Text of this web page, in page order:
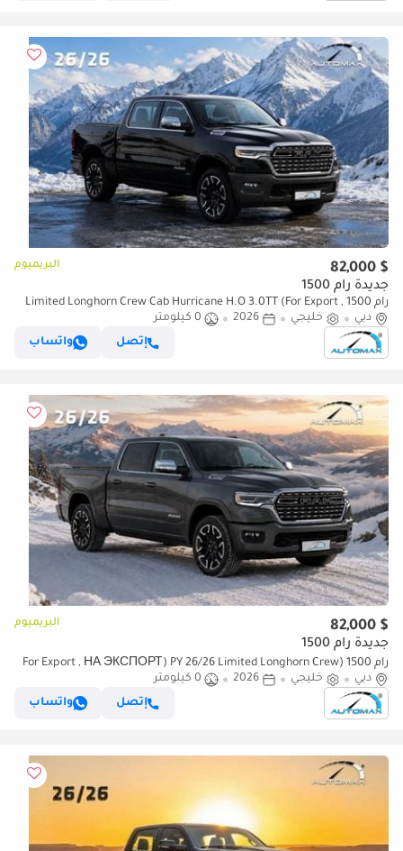
$ 82,000 البريميوم
جديدة رام 1500
رام 1500 Limited Longhorn Crew Cab Hurricane H.O 3.0TT (For Export ,
НА ЭКСПОРТ) PY 26/26 Crew Cab Hurricane H.O 3.0TT GCC Без
пробега
دبي خليجي 2026
0 كيلومتر
إتصل
واتساب
$ 82,000 البريميوم
جديدة رام 1500
رام 1500 (For Export , НА ЭКСПОРТ) PY 26/26 Limited Longhorn Crew
Cab Hurricane H.O 3.0TT GCC Без пробега
دبي خليجي 2026
0 كيلومتر
إتصل
واتساب